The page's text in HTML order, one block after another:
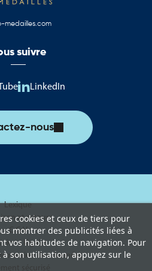
cookies et ceux de tiers pour
montrer des publicités liées à
vos habitudes de navigation. Pour
son utilisation, appuyez sur le
medailles.com
suivre
LinkedIn
nous
Lexique
et retours
C.G.V
légales
des données